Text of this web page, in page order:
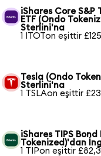
iShares Core S&P
ETF (Ondo
Sterlini'na
1 ITOTon eşittir
Tesla (Ondo
Sterlini'na
1 TSLAon eşittir
iShares TIPS Bond
Tokenized)'dan
1 TIPon eşittir